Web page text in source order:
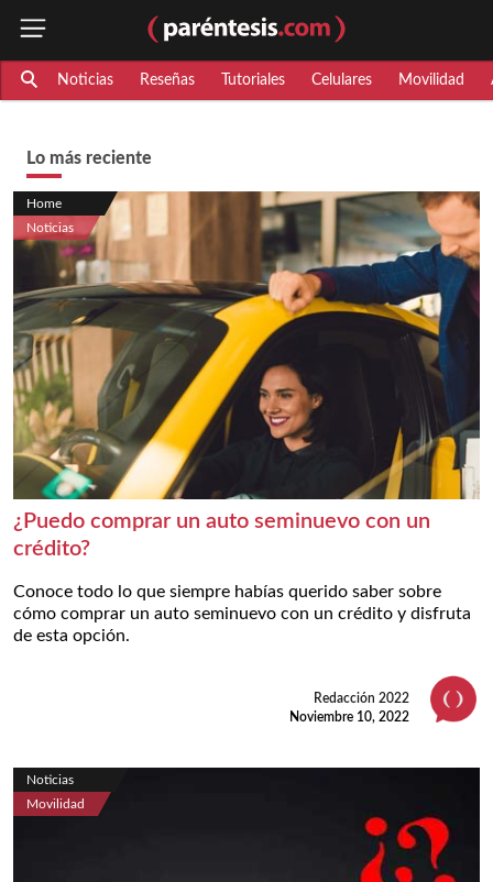
Noticias Reseñas Tutoriales Celulares Movilidad
Lo más reciente
Home
Noticias
¿Puedo comprar un auto seminuevo con un
crédito?
Conoce todo lo que siempre habías querido saber sobre
cómo comprar un auto seminuevo con un crédito y disfruta
de esta opción.
Redacción 2022
Noviembre 10, 2022
Noticias
Movilidad